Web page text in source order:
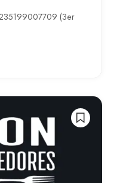
(3er